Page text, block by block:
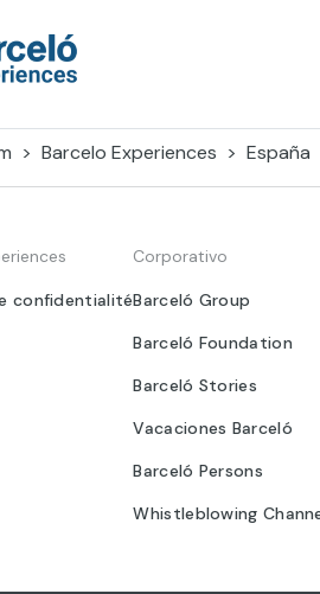
Barcelo Experiences España
confidentialité
Corporativo
Barceló Group
Barceló Foundation
Barceló Stories
Vacaciones Barceló
Barceló Persons
Whistleblowing